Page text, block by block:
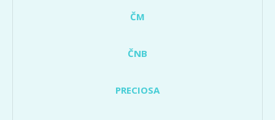
ČM
ČNB
PRECIOSA